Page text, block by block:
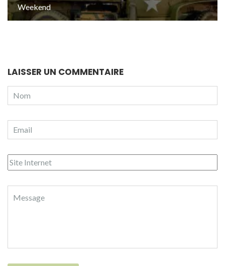
Weekend
LAISSER UN COMMENTAIRE